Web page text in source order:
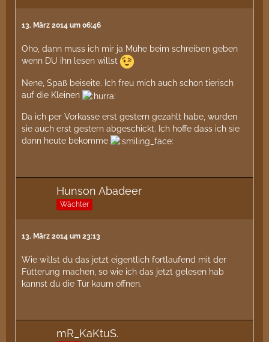
13. März 2014 um 06:46
Oho, dann muss ich mir ja Mühe beim schreiben geben
wenn DU ihn lesen willst
Nene, Spaß beiseite. Ich freu mich auch schon tierisch
auf die Kleinen
Da ich per Vorkasse erst gestern gezahlt habe, wurden
sie auch erst gestern abgeschickt. Ich hoffe dass ich sie
dann heute bekomme
Hunson Abadeer
Wächter
13. März 2014 um 23:13
Wie willst du das jetzt eigentlich fortlaufend mit der
Fütterung machen, so wie ich das jetzt gelesen hab
kannst du die Tür kaum öffnen.
mR_KaKtuS.